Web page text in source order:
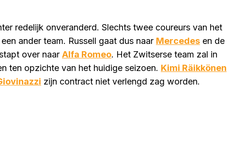
redelijk onveranderd. Slechts twee coureurs van het
ander team. Russell gaat dus naar Mercedes en de
over naar Alfa Romeo. Het Zwitserse team zal in
ten opzichte van het huidige seizoen. Kimi Räikkönen
zijn contract niet verlengd zag worden.